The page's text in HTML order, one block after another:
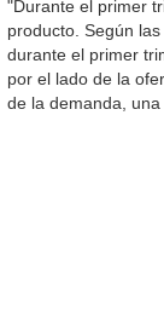
"Durante el primer
producto. Según
durante el primer
por el lado de la
de la demanda, una